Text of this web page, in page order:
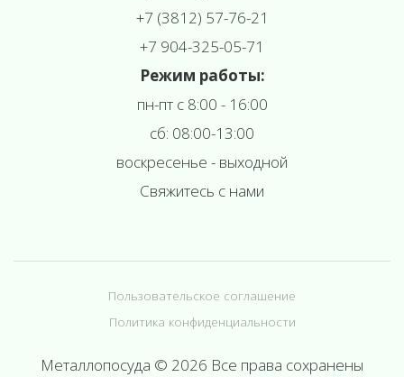
+7 (3812) 57-76-21
+7 904-325-05-71
Режим работы:
пн-пт с 8:00 - 16:00
сб: 08:00-13:00
воскресенье - выходной
Свяжитесь с нами
Пользовательское соглашение
Политика конфиденциальности
Металлопосуда © 2026 Все права сохранены